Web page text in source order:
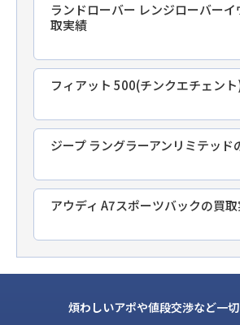
ランドローバー レンジローバー
取実績
フィアット 500(チンクエチェン
ジープ ラングラーアンリミテッド
アウディ A7スポーツバックの買
煩わしいアポや値段交渉など一